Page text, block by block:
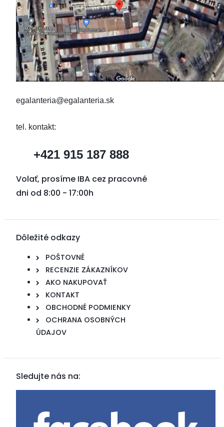
egalanteria@egalanteria.sk
tel. kontakt:
+421 915 187 888
Volať, prosíme IBA cez pracovné
dni od 8:00 - 17:00h
Dôležité odkazy
POŠTOVNÉ
RECENZIE ZÁKAZNÍKOV
AKO NAKUPOVAŤ
KONTAKT
OBCHODNÉ PODMIENKY
OCHRANA OSOBNÝCH
ÚDAJOV
Sledujte nás na: